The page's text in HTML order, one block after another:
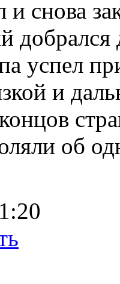
и снова
добрался
успел
и
об